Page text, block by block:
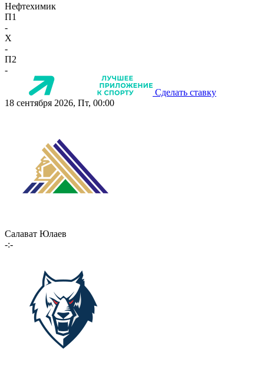
Нефтехимик
П1
-
X
-
П2
-
Сделать ставку
18 сентября 2026, Пт, 00:00
Салават Юлаев
-:-